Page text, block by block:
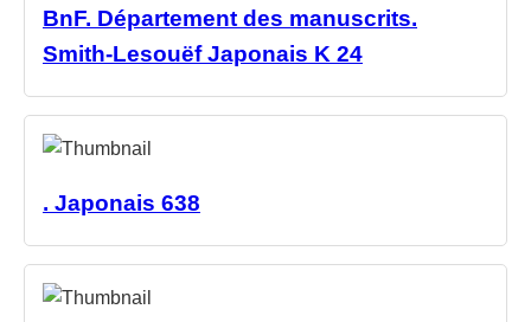
BnF. Département des manuscrits.
Smith-Lesouëf Japonais K 24
. Japonais 638